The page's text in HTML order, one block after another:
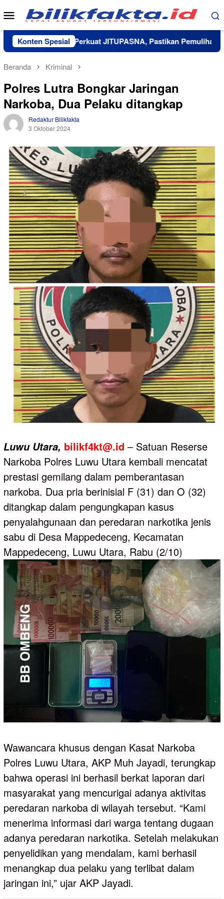
Loncat
ke
konten
Menu
Mobile
Konten Spesial
Lutim Perkuat JITUPASNA, Pastikan Pemulihan
Beranda Kriminal
Polres Lutra Bongkar Jaringan
Narkoba, Dua Pelaku ditangkap
Redaktur Bilikfakta
3 Oktober 2024
Luwu Utara, bilikf4kt@.id – Satuan Reserse
Narkoba Polres Luwu Utara kembali mencatat
prestasi gemilang dalam pemberantasan
narkoba. Dua pria berinisial F (31) dan O (32)
ditangkap dalam pengungkapan kasus
penyalahgunaan dan peredaran narkotika jenis
sabu di Desa Mappedeceng, Kecamatan
Mappedeceng, Luwu Utara, Rabu (2/10)
Wawancara khusus dengan Kasat Narkoba
Polres Luwu Utara, AKP Muh Jayadi, terungkap
bahwa operasi ini berhasil berkat laporan dari
masyarakat yang mencurigai adanya aktivitas
peredaran narkoba di wilayah tersebut. “Kami
menerima informasi dari warga tentang dugaan
adanya peredaran narkotika. Setelah melakukan
penyelidikan yang mendalam, kami berhasil
menangkap dua pelaku yang terlibat dalam
jaringan ini,” ujar AKP Jayadi.